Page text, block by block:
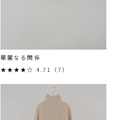
華麗なる関係
★★★★☆ 4.71（7）